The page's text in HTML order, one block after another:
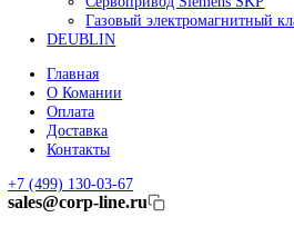
FESTO
Балонный цилиндр Festo
Renishaw Системы
CMM Renishaw
Renishaw Калибровка
Renishaw Cтилусы
DUNGS
SMW AUTOBLOK